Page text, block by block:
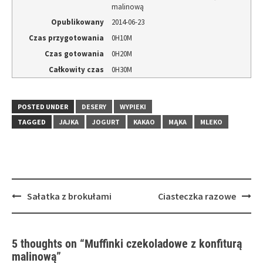
malinową
Opublikowany
2014-06-23
Czas przygotowania
0H10M
Czas gotowania
0H20M
Całkowity czas
0H30M
POSTED UNDER DESERY
WYPIEKI
TAGGED
JAJKA JOGURT KAKAO MĄKA MLEKO
PostSałatka z brokułami Ciasteczka razowe
5 thoughts on “Muffinki czekoladowe z konfiturą
malinową”